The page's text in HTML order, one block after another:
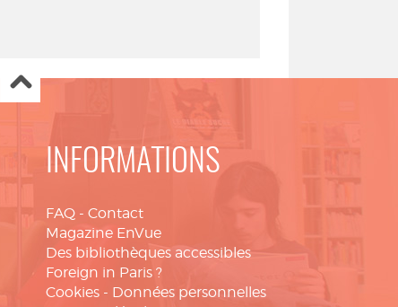
INFORMATIONS
FAQ - Contact
Magazine EnVue
Des bibliothèques accessibles
Foreign in Paris ?
Cookies - Données personnelles